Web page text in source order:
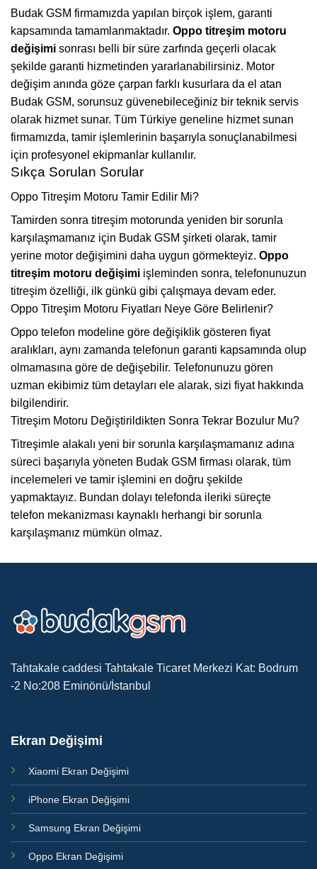
Budak GSM firmamızda yapılan birçok işlem, garanti
kapsamında tamamlanmaktadır. Oppo titreşim motoru
değişimi sonrası belli bir süre zarfında geçerli olacak
şekilde garanti hizmetinden yararlanabilirsiniz. Motor
değişim anında göze çarpan farklı kusurlara da el atan
Budak GSM, sorunsuz güvenebileceğiniz bir teknik servis
olarak hizmet sunar. Tüm Türkiye geneline hizmet sunan
firmamızda, tamir işlemlerinin başarıyla sonuçlanabilmesi
için profesyonel ekipmanlar kullanılır.
Sıkça Sorulan Sorular
Oppo Titreşim Motoru Tamir Edilir Mi?
Tamirden sonra titreşim motorunda yeniden bir sorunla
karşılaşmamanız için Budak GSM şirketi olarak, tamir
yerine motor değişimini daha uygun görmekteyiz. Oppo
titreşim motoru değişimi işleminden sonra, telefonunuzun
titreşim özelliği, ilk günkü gibi çalışmaya devam eder.
Oppo Titreşim Motoru Fiyatları Neye Göre Belirlenir?
Oppo telefon modeline göre değişiklik gösteren fiyat
aralıkları, aynı zamanda telefonun garanti kapsamında olup
olmamasına göre de değişebilir. Telefonunuzu gören
uzman ekibimiz tüm detayları ele alarak, sizi fiyat hakkında
bilgilendirir.
Titreşim Motoru Değiştirildikten Sonra Tekrar Bozulur Mu?
Titreşimle alakalı yeni bir sorunla karşılaşmamanız adına
süreci başarıyla yöneten Budak GSM firması olarak, tüm
incelemeleri ve tamir işlemini en doğru şekilde
yapmaktayız. Bundan dolayı telefonda ileriki süreçte
telefon mekanizması kaynaklı herhangi bir sorunla
karşılaşmanız mümkün olmaz.
Tahtakale caddesi Tahtakale Ticaret Merkezi Kat: Bodrum
-2 No:208 Eminönü/İstanbul
Ekran Değişimi
Xiaomi Ekran Değişimi
iPhone Ekran Değişimi
Samsung Ekran Değişimi
Oppo Ekran Değişimi